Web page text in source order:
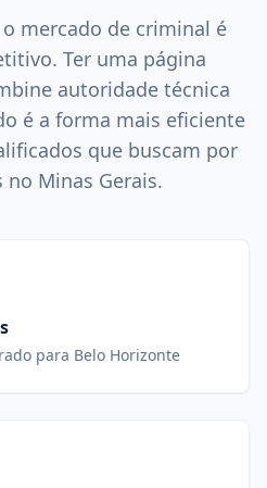
o mercado de criminal é
Ter uma página
autoridade técnica
é a forma mais eficiente
que buscam por
no Minas Gerais.
para Belo Horizonte